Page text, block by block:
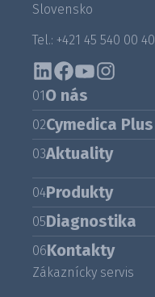
Slovensko
Tel.: +421 45 540 00 40
01O nás
02Cymedica Plus
03Aktuality
04Produkty
05Diagnostika
06Kontakty
Zákaznícky servis